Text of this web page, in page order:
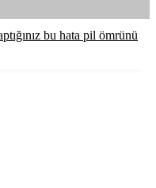
bu hata pil ömrünü